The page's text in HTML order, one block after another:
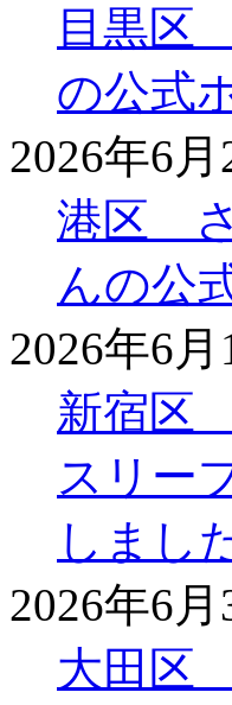
目黒区
の公式
2026年6月
港区 さ
んの公
2026年6月
新宿区
スリー
しまし
2026年6月
大田区